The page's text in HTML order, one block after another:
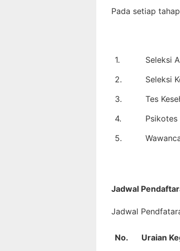
Pada setiap
1.
Seleksi
2.
Seleksi
3.
Tes
4.
Psikotes
5.
Jadwal
Jadwal
No. Uraian